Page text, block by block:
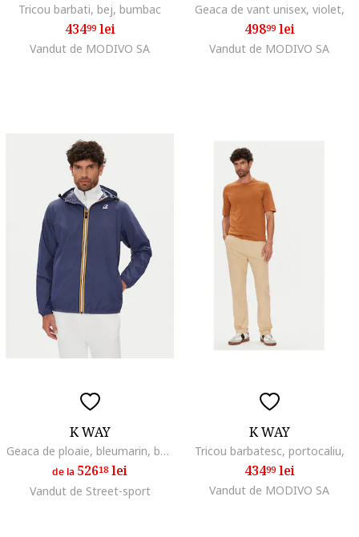
Tricou barbati, bej, bumbac
43499lei
Vandut de MODIVO SA
Geaca de vant unisex, violet,
49899lei
Vandut de MODIVO SA
K WAY
Geaca de ploaie, bleumarin, barbati, fabricata din material rezistent
de la 52618 lei
Vandut de Street-sport
K WAY
Tricou barbatesc, portocaliu,
43499lei
Vandut de MODIVO SA